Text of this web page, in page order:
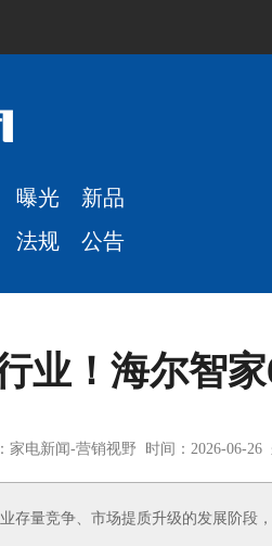
曝光
新品
法规 公告
业！海尔智
家电新闻-营销视野 时间：2026-06-26
存量竞争、市场提质升级的发展阶段